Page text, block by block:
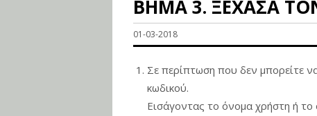
ΒΗΜΑ 3. ΞΕΧΑΣΑ
01-03-2018
Σε περίπτωση που δεν μπορείτε
κωδικού.
Εισάγοντας το όνομα χρήστη ή